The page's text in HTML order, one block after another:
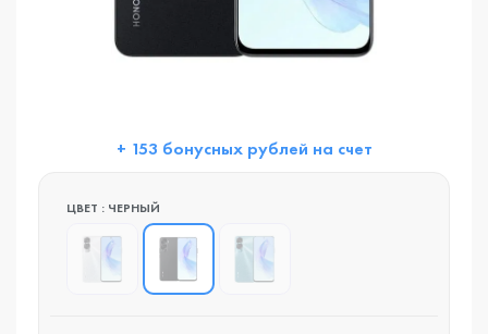
+ 153 бонусных рублей на счет
ЦВЕТ : ЧЕРНЫЙ